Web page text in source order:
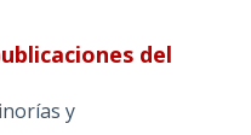
del
y